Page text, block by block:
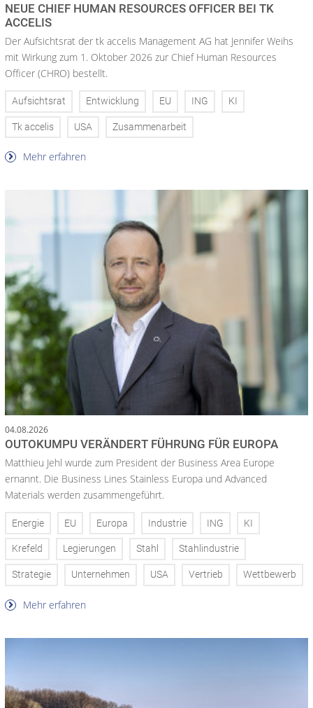
NEUE CHIEF HUMAN RESOURCES OFFICER BEI TK
ACCELIS
Der Aufsichtsrat der tk accelis Management AG hat Jennifer Weihs
mit Wirkung zum 1. Oktober 2026 zur Chief Human Resources
Officer (CHRO) bestellt.
Aufsichtsrat Entwicklung EU ING KI
Tk accelis USA Zusammenarbeit
Mehr erfahren
04.08.2026
OUTOKUMPU VERÄNDERT FÜHRUNG FÜR EUROPA
Matthieu Jehl wurde zum President der Business Area Europe
ernannt. Die Business Lines Stainless Europa und Advanced
Materials werden zusammengeführt.
Energie EU Europa Industrie ING KI
Krefeld Legierungen Stahl Stahlindustrie
Strategie Unternehmen USA Vertrieb Wettbewerb
Mehr erfahren